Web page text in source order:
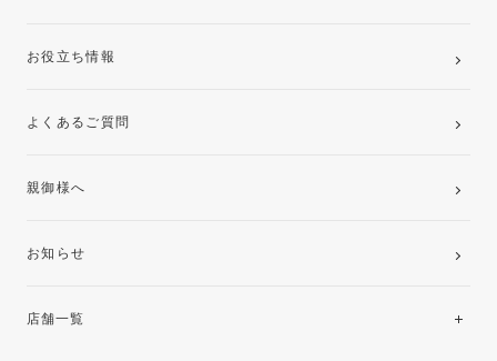
お役立ち情報
よくあるご質問
親御様へ
お知らせ
店舗一覧